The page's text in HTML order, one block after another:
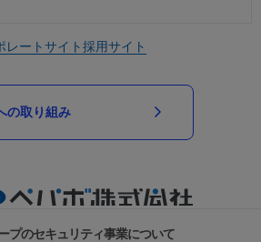
レートサイト採用サイト
の取り組み
プのセキュリティ事業について